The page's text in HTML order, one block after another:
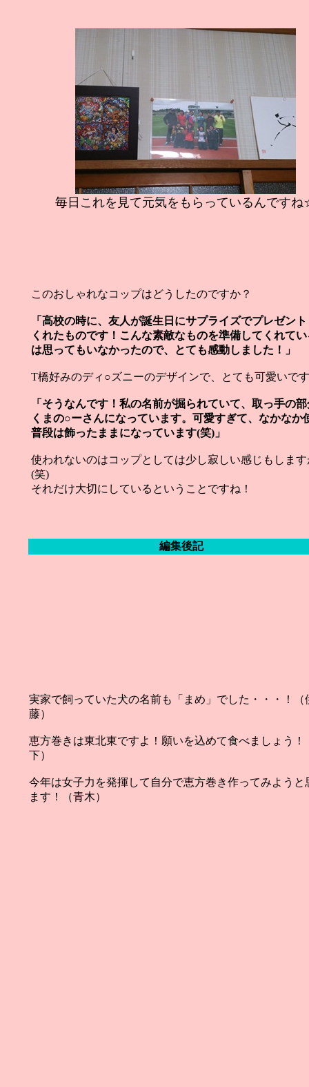
毎日これを見て元気をもらっているんです
このおしゃれなコップはどうしたのですか？
「高校の時に、友人が誕生日にサプライズでプレゼン
くれたものです！こんな素敵なものを準備してくれて
は思ってもいなかったので、とても感動しました！」
T橋好みのディ○ズニーのデザインで、とても可愛いで
「そうなんです！私の名前が掘られていて、取っ手の
くまの○ーさんになっています。可愛すぎて、なかなか
普段は飾ったままになっています(笑)」
使われないのはコップとしては少し寂しい感じもします
(笑)
それだけ大切にしているということですね！
編集後記
実家で飼っていた犬の名前も「まめ」でした・・・！（
藤）
恵方巻きは東北東ですよ！願いを込めて食べましょう！
下）
今年は女子力を発揮して自分で恵方巻き作ってみようと
ます！（青木）